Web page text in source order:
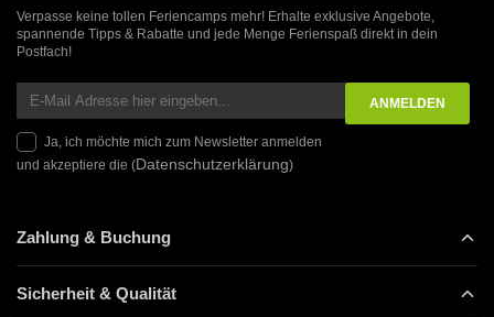
Verpasse keine tollen Feriencamps mehr! Erhalte exklusive Angebote,
spannende Tipps & Rabatte und jede Menge Ferienspaß direkt in dein
Postfach!
Ja, ich möchte mich zum Newsletter anmelden
und akzeptiere die (Datenschutzerklärung)
Zahlung & Buchung
Sicherheit & Qualität